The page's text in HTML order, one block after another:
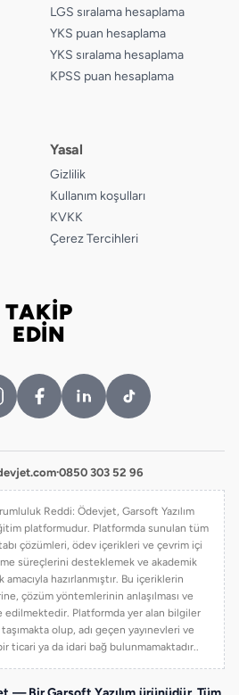
C
LGS sıralama hesaplama
YKS puan hesaplama
YKS sıralama hesaplama
KPSS puan hesaplama
Yasal
Gizlilik
Kullanım koşulları
KVKK
Çerez Tercihleri
TAKİP
EDİN
·0850 303 52 96
Reddi: Ödevjet, Garsoft Yazılım
platformudur. Platformda sunulan tüm
çözümleri, ödev içerikleri ve çevrim içi
süreçlerini desteklemek ve akademik
hazırlanmıştır. Bu içeriklerin
çözüm yöntemlerinin anlaşılması ve
edilmektedir. Platformda yer alan bilgiler
olup, adı geçen yayınevleri ve
ticari ya da idari bağ bulunmamaktadır..